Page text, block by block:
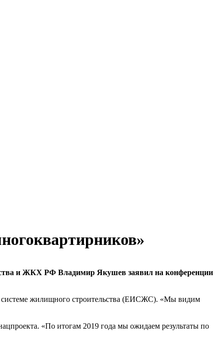
и ЖКХ РФ Владимир Якушев заявил на конференции
системе жилищного строительства (ЕИСЖС). «Мы видим
«По итогам 2019 года мы ожидаем результаты по